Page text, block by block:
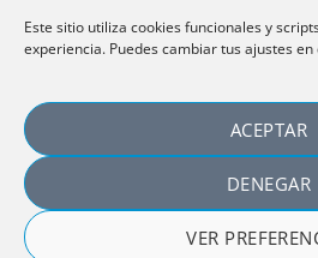
Este sitio utiliza cookies funcionales y
experiencia. Puedes cambiar tus ajustes
ACEPTAR
DENEGAR
VER
CERTIFICACIONES
Laboratorio